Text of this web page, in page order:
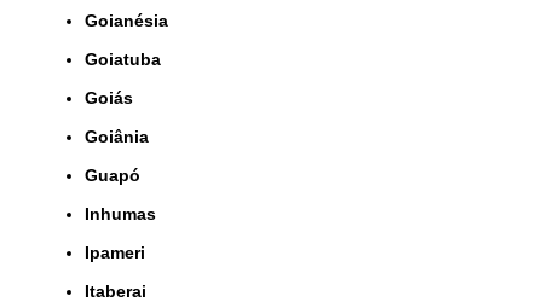
Goianésia
Goiatuba
Goiás
Goiânia
Guapó
Inhumas
Ipameri
Itaberai